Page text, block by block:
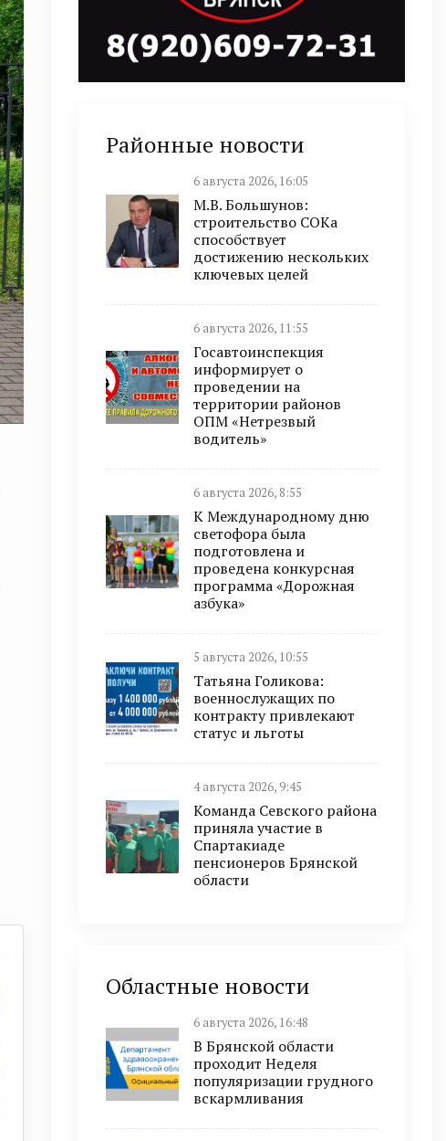
Районные новости
6 августа 2026, 16:05
М.В. Большунов:
строительство СОКа
способствует
достижению нескольких
ключевых целей
6 августа 2026, 11:55
Госавтоинспекция
информирует о
проведении на
территории районов
ОПМ «Нетрезвый
водитель»
6 августа 2026, 8:55
К Международному дню
светофора была
подготовлена и
проведена конкурсная
программа «Дорожная
азбука»
5 августа 2026, 10:55
Татьяна Голикова:
военнослужащих по
контракту привлекают
статус и льготы
4 августа 2026, 9:45
Команда Севского района
приняла участие в
Спартакиаде
пенсионеров Брянской
области
Областные новости
6 августа 2026, 16:48
В Брянской области
проходит Неделя
популяризации грудного
вскармливания